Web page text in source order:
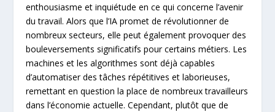
enthousiasme et inquiétude en ce qui concerne l’avenir
du travail. Alors que l’IA promet de révolutionner de
nombreux secteurs, elle peut également provoquer des
bouleversements significatifs pour certains métiers. Les
machines et les algorithmes sont déjà capables
d’automatiser des tâches répétitives et laborieuses,
remettant en question la place de nombreux travailleurs
dans l’économie actuelle. Cependant, plutôt que de